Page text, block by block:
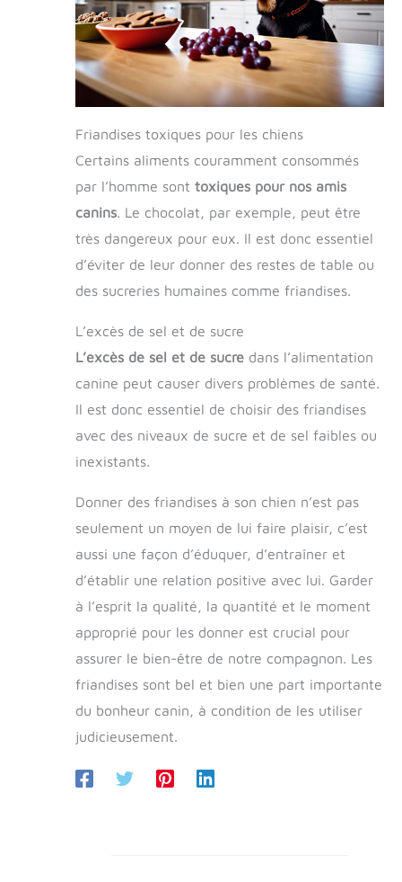
pour son bon comportement, améliorant
ainsi considérablement l'efficacité du
dressage et la fluidité des interactions.
Friandises toxiques pour les chiens
Certains aliments couramment consommés
par l’homme sont toxiques pour nos amis
canins. Le chocolat, par exemple, peut être
très dangereux pour eux. Il est donc essentiel
d’éviter de leur donner des restes de table ou
des sucreries humaines comme friandises.
L’excès de sel et de sucre
L’excès de sel et de sucre dans l’alimentation
canine peut causer divers problèmes de santé.
Il est donc essentiel de choisir des friandises
avec des niveaux de sucre et de sel faibles ou
inexistants.
Donner des friandises à son chien n’est pas
seulement un moyen de lui faire plaisir, c’est
aussi une façon d’éduquer, d’entraîner et
d’établir une relation positive avec lui. Garder
à l’esprit la qualité, la quantité et le moment
approprié pour les donner est crucial pour
assurer le bien-être de notre compagnon. Les
friandises sont bel et bien une part importante
du bonheur canin, à condition de les utiliser
judicieusement.